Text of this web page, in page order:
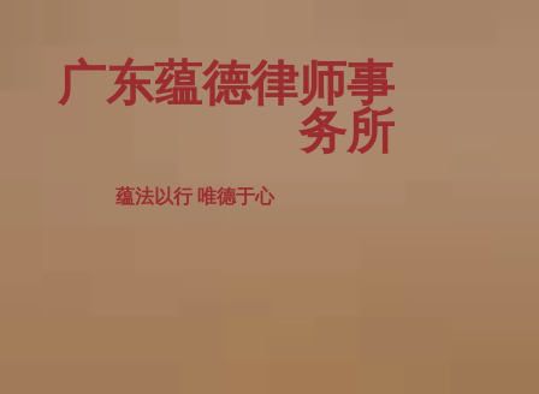
广东蕴德律师事
务所
蕴法以行 唯德于心